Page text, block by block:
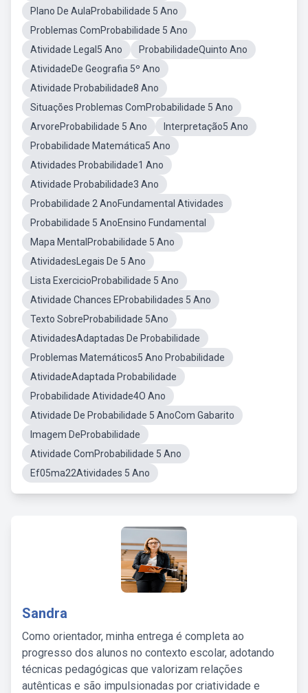
Plano De AulaProbabilidade 5 Ano
Problemas ComProbabilidade 5 Ano
Atividade Legal5 Ano
ProbabilidadeQuinto Ano
AtividadeDe Geografia 5º Ano
Atividade Probabilidade8 Ano
Situações Problemas ComProbabilidade 5 Ano
ArvoreProbabilidade 5 Ano
Interpretação5 Ano
Probabilidade Matemática5 Ano
Atividades Probabilidade1 Ano
Atividade Probabilidade3 Ano
Probabilidade 2 AnoFundamental Atividades
Probabilidade 5 AnoEnsino Fundamental
Mapa MentalProbabilidade 5 Ano
AtividadesLegais De 5 Ano
Lista ExercicioProbabilidade 5 Ano
Atividade Chances EProbabilidades 5 Ano
Texto SobreProbabilidade 5Ano
AtividadesAdaptadas De Probabilidade
Problemas Matemáticos5 Ano Probabilidade
AtividadeAdaptada Probabilidade
Probabilidade Atividade4O Ano
Atividade De Probabilidade 5 AnoCom Gabarito
Imagem DeProbabilidade
Atividade ComProbabilidade 5 Ano
Ef05ma22Atividades 5 Ano
Sandra
Como orientador, minha entrega é completa ao
progresso dos alunos no contexto escolar, adotando
técnicas pedagógicas que valorizam relações
autênticas e são impulsionadas por criatividade e